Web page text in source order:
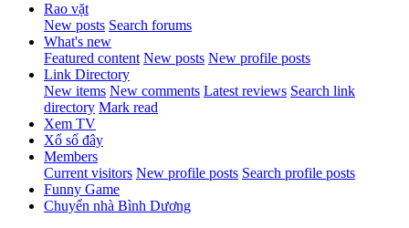
Rao vặt
New posts Search forums
What's new
Featured content New posts New profile posts
Link Directory
New items New comments Latest reviews Search link
directory Mark read
Xem TV
Xổ số đây
Members
Current visitors New profile posts Search profile posts
Funny Game
Chuyển nhà Bình Dương